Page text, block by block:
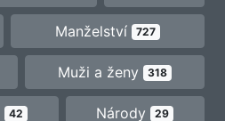
Manželství 727
Muži a ženy 318
42 Národy 29